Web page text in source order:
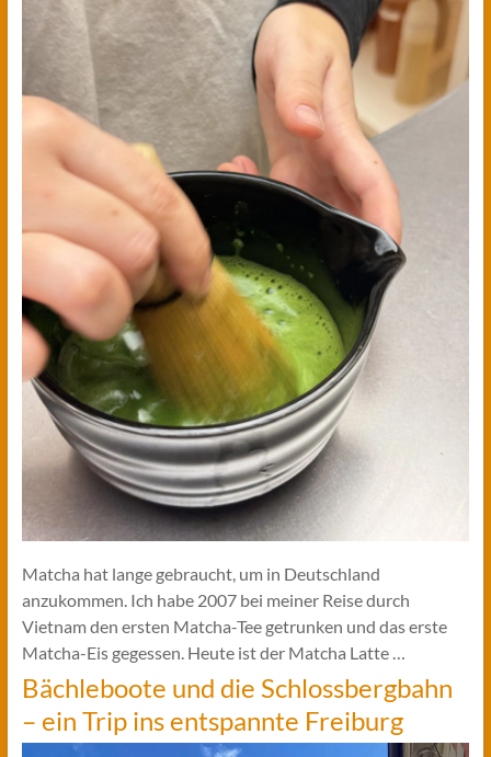
Matcha hat lange gebraucht, um in Deutschland
anzukommen. Ich habe 2007 bei meiner Reise durch
Vietnam den ersten Matcha-Tee getrunken und das erste
Matcha-Eis gegessen. Heute ist der Matcha Latte …
Bächleboote und die Schlossbergbahn
– ein Trip ins entspannte Freiburg